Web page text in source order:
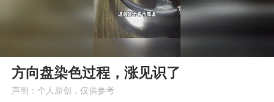
方向盘染色过程，涨见识了
声明：个人原创，仅供参考